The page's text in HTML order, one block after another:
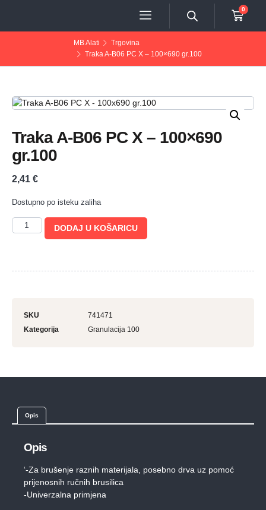
0
MB Alati
Trgovina
Traka A-B06 PC X – 100×690 gr.100
Traka A-B06 PC X – 100×690
gr.100
2,41 €
Dostupno po isteku zaliha
DODAJ U KOŠARICU
SKU
741471
Kategorija
Granulacija 100
Opis
Opis
‘-Za brušenje raznih materijala, posebno drva uz pomoć
prijenosnih ručnih brusilica
-Univerzalna primjena